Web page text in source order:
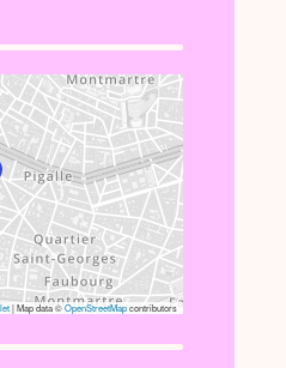
|Map data ©OpenStreetMapcontributors